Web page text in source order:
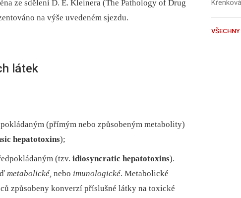
ze sdělení D. E. Kleinera (The Pathology of Drug
na výše uvedeném sjezdu.
látek
(přímým nebo způsobeným metabolity)
hepatotoxins);
(tzv. idiosyncratic hepatotoxins).
metabolické, nebo imunologické. Metabolické
způsobeny konverzí příslušné látky na toxické
Křenková